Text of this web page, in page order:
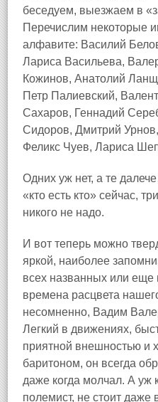
беседуем, выезжаем в
Перечислим некоторые
алфавите: Василий
Лариса Васильева,
Кожинов, Анатолий
Петр Палиевский,
Сахаров, Геннадий
Сидоров, Дмитрий
Феликс Чуев, Лариса
Одних уж нет, а те
«кто есть кто» сейчас,
никого не надо.
И вот теперь можно
яркой, наиболее
всех названных или еще
времена расцвета
несомненно, Вадим
Легкий в движениях,
приятной внешностью и
баритоном, он всегда
даже когда молчал. А уж
полемист, не стоит даже